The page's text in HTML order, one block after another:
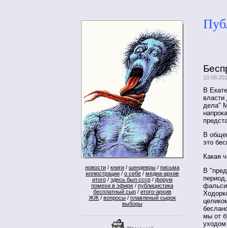
новости / книги / шендевры / письма
иллюстрации / о себе / медиа-архив
итого/ здесь был ссср/ форум
помехи в эфире / публицистика
бесплатный сыр / итого-архив
ЖЖ / вопросы / плавленый сырок
выборы
В
дела"
В
это
Какая
В
мы от